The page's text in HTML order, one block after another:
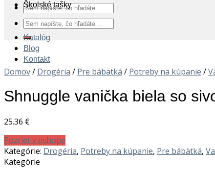
Hľadať:
Katalóg
Blog
Kontakt
Školské tašky
Hľadať:
Domov/ Drogéria / Pre bábätká / Potreby na kúpanie /
Shnuggle vanička biela so
25.36 €
Pozrieť v eshope
Kategórie: Drogéria, Potreby na kúpanie, Pre bábätká,
Kategórie